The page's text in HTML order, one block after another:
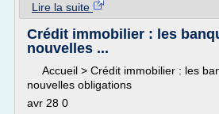
Lire la suite
Crédit immobilier : les
nouvelles ...
Accueil > Crédit immobilier : les
nouvelles obligations
avr 28 0